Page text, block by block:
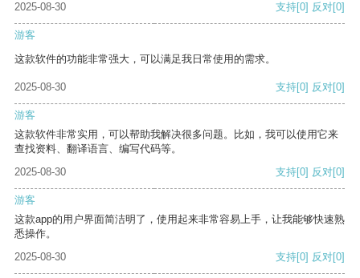
2025-08-30
支持[0] 反对[0]
游客
这款软件的功能非常强大，可以满足我日常使用的需求。
2025-08-30 支持[0] 反对[0]
游客
这款软件非常实用，可以帮助我解决很多问题。比如，我可以使用它来
查找资料、翻译语言、编写代码等。
2025-08-30
支持[0] 反对[0]
游客
这款app的用户界面简洁明了，使用起来非常容易上手，让我能够快速熟
悉操作。
2025-08-30
支持[0] 反对[0]